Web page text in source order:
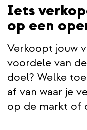
Iets
op een
Verkoopt jouw
voordele van
doel? Welke
af van waar je
op de markt of